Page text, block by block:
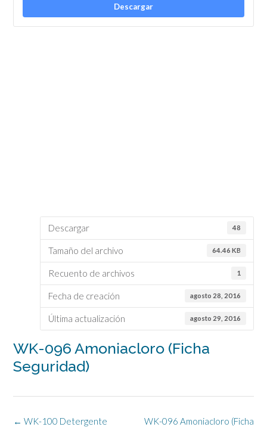
Descargar
Descargar 48
Tamaño del archivo 64.46 KB
Recuento de archivos 1
Fecha de creación agosto 28, 2016
Última actualización agosto 29, 2016
WK-096 Amoniacloro (Ficha
Seguridad)
Navegación
WK-096 Amoniacloro (Ficha
← WK-100 Detergente